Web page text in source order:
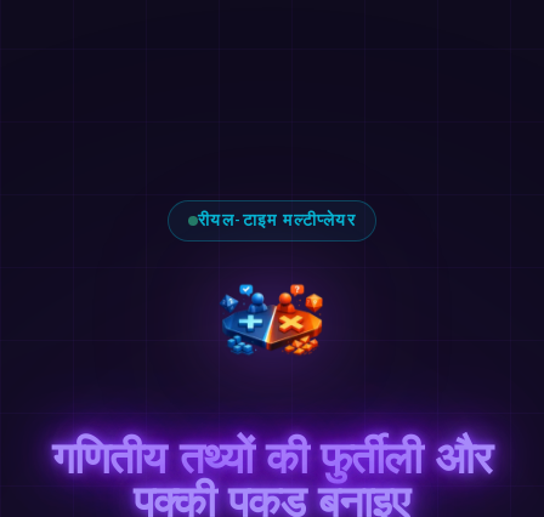
रीयल-टाइम मल्टीप्लेयर
गणितीय तथ्यों की फुर्तीली और
पक्की पकड़ बनाइए